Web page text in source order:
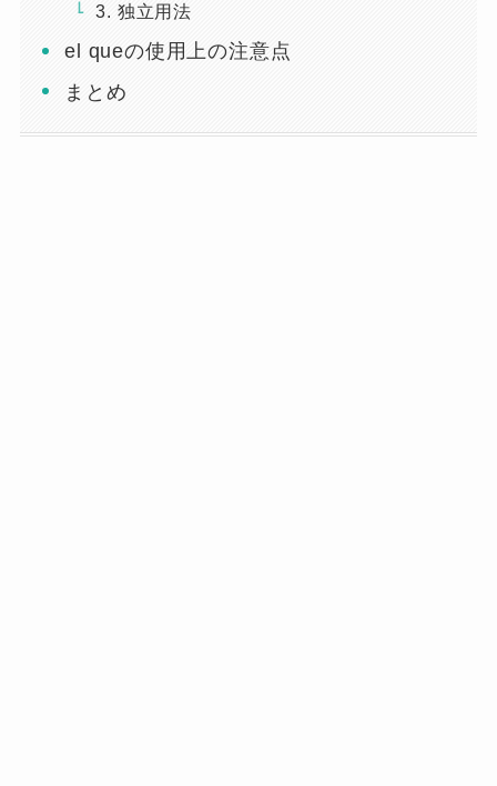
3. 独立用法
el queの使用上の注意点
まとめ